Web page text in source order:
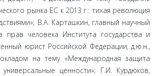
рынка ЕС к 2013 г.: тихая революция
В.А. Карташкин, главный науч­ный
прав человека Института государства и
юрист Российской Федерации, д.ю.н.,
на тему «Международная защита
ценности»; Г.И. Кур­дюков,